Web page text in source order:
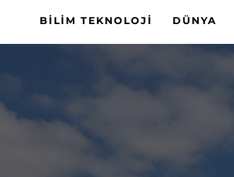
BILIM TEKNOLOJI DÜNYA